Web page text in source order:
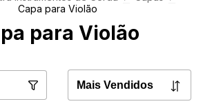
Capa para Violão
para Violão